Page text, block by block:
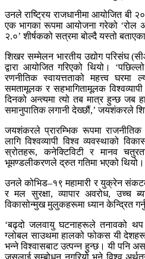
उनले राष्ट्रिय राजधानीमा आयोजित बी
एक भागका रूपमा आयोजना गरेको ‘रोल
२.०’ शीर्षकको सत्रमा बोल्दै यस्तो
शिखर सम्मेलन भारतीय उद्योग परिसंघ
द्वारा आयोजित गरिएको थियो।
रणनीतिक स्वायत्तताको महत्त्व घरमा
समतामूलक र सहभागितामूलक
दिनको अन्त्यमा त्यो तब मात्र हुन्छ जब
समानुपातिक लगानी देख्छौं,’ जयशंकरले
जयशंकरले प्रारम्भिक रूपमा राजनीतिक
लागि विश्वव्यापी विश्व व्यवस्थाको
स्रोतहरू, कनेक्टिविटी र मानव
भूमण्डलीकरणले द्रुत गतिमा भएको थियो।
उनले कोभिड–१९ महामारी र युक्रेन
र मल सुरक्षा, व्यापार अवरोध, उच्च
विकासोन्मुख मुलुकहरूमा ध्यान केन्द्रित
‘बढ्दो जलवायु घटनाहरूले तनावको
ग्लोबल साउथमा हालको फोकस यी
भन्ने विश्वासबाट उत्पन्न हुन्छ। यी पनि
जसलाई सम्बोधन नगरियो भने विश्व